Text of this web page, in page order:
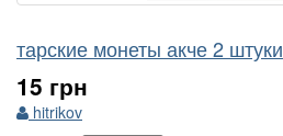
тарские монеты акче 2 штуки
15 грн
hitrikov